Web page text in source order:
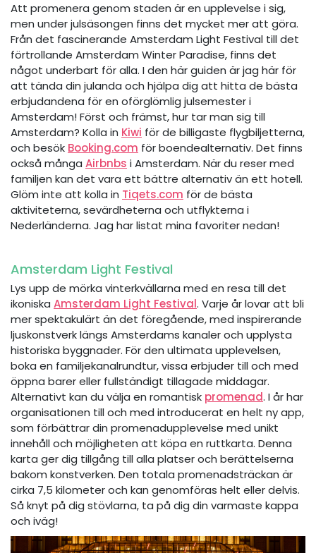
Att promenera genom staden är en upplevelse i sig,
men under julsäsongen finns det mycket mer att göra.
Från det fascinerande Amsterdam Light Festival till det
förtrollande Amsterdam Winter Paradise, finns det
något underbart för alla. I den här guiden är jag här för
att tända din julanda och hjälpa dig att hitta de bästa
erbjudandena för en oförglömlig julsemester i
Amsterdam! Först och främst, hur tar man sig till
Amsterdam? Kolla in Kiwi för de billigaste flygbiljetterna,
och besök Booking.com för boendealternativ. Det finns
också många Airbnbs i Amsterdam. När du reser med
familjen kan det vara ett bättre alternativ än ett hotell.
Glöm inte att kolla in Tiqets.com för de bästa
aktiviteterna, sevärdheterna och utflykterna i
Nederländerna. Jag har listat mina favoriter nedan!
Amsterdam Light Festival
Lys upp de mörka vinterkvällarna med en resa till det
ikoniska Amsterdam Light Festival. Varje år lovar att bli
mer spektakulärt än det föregående, med inspirerande
ljuskonstverk längs Amsterdams kanaler och upplysta
historiska byggnader. För den ultimata upplevelsen,
boka en familjekanalrundtur, vissa erbjuder till och med
öppna barer eller fullständigt tillagade middagar.
Alternativt kan du välja en romantisk promenad. I år har
organisationen till och med introducerat en helt ny app,
som förbättrar din promenadupplevelse med unikt
innehåll och möjligheten att köpa en ruttkarta. Denna
karta ger dig tillgång till alla platser och berättelserna
bakom konstverken. Den totala promenadsträckan är
cirka 7,5 kilometer och kan genomföras helt eller delvis.
Så knyt på dig stövlarna, ta på dig din varmaste kappa
och iväg!